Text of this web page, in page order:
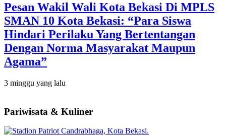
Pesan Wakil Wali Kota Bekasi Di MPLS
SMAN 10 Kota Bekasi: “Para Siswa
Hindari Perilaku Yang Bertentangan
Dengan Norma Masyarakat Maupun
Agama”
3 minggu yang lalu
Pariwisata & Kuliner